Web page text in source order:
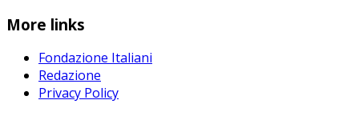
More links
Fondazione Italiani
Redazione
Privacy Policy